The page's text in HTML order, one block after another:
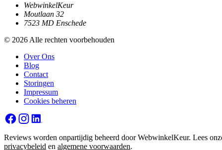
WebwinkelKeur
Moutlaan 32
7523 MD Enschede
© 2026 Alle rechten voorbehouden
Over Ons
Blog
Contact
Storingen
Impressum
Cookies beheren
Reviews worden onpartijdig beheerd door WebwinkelKeur. Lees
privacybeleid en algemene voorwaarden.